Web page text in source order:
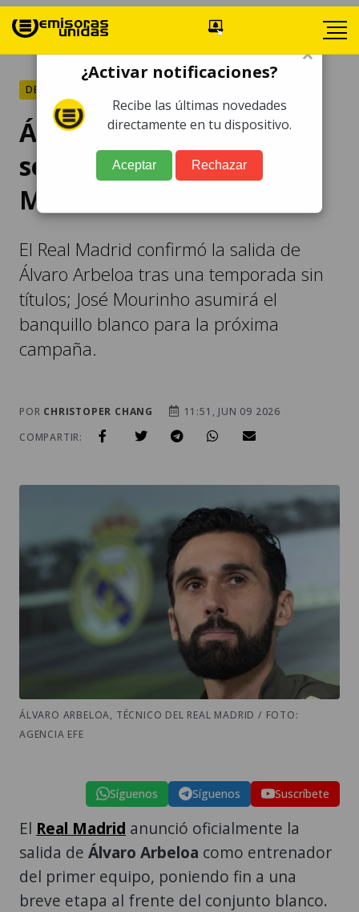
DEPORTES
Álvaro Arbeloa deja de
ser técnico del Real
Madrid
El Real Madrid confirmó la salida de
Álvaro Arbeloa tras una temporada sin
títulos; José Mourinho asumirá el
banquillo blanco para la próxima
campaña.
POR CHRISTOPER CHANG
11:51, JUN 09 2026
COMPARTIR:
ÁLVARO ARBELOA, TÉCNICO DEL REAL MADRID / FOTO:
AGENCIA EFE
Síguenos Síguenos Suscríbete
El Real Madrid anunció oficialmente la
salida de Álvaro Arbeloa como entrenador
del primer equipo, poniendo fin a una
breve etapa al frente del conjunto blanco.
×
¿Activar notificaciones?
Recibe las últimas novedades
directamente en tu dispositivo.
Aceptar Rechazar